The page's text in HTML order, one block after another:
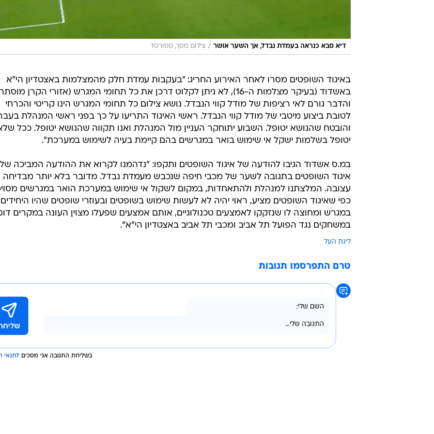
באיגוד השופטים מסרו לאחר האירוע החריג: "בעקבות עמדת חלק מהמצלמות באצטדיון הי"א
באשדוד (בעיקר מצלמות ה-16), לא ניתן לקלוט דרכן את כל תחומי המגרש (אזורי הקרן
והדבר גורם לאי רציפות של מודל קווי הנבדל. נושא צילום כל תחומי המגרש הינו קריטי והכרחי
לטובת ביצוע מיטבי של מודל קווי הנבדל. ראשי האיגוד התריעו על כך בפני ראשי המנהלת
והובטח שהנושא יטופל. השבוע יתוחקר העניין מול המנהלת ואנו תקווה שהנושא יטופל. ככל
יטופל בשלמות ישקל אי שימוש בואר במגרשים בהם קיימת בעיה לשימוש במערכת".
במ.ס אשדוד הגיבו להודעה של איגוד השופטים ותקפו: "נדהמנו לקרוא את ההודעה המביכה של
עצובה. המלצתנו למנהלת ולהתאחדות, במקום לשקול אי שימוש במערכת הואר במגרשים
כפי שאיגוד השופטים מציע, ראוי יהיה לא לעשות שימוש בשופטים ובעוזרי שופטים שהיו היחידים
במגרש ומחוצה לו שנזקקו לאמצעים טכנולוגיים, אותם אמצעים שפעלו מצוין העונה במקרים
במשחקים נגד הפועל תל אביב ומכבי תל אביב באצטדיון הי"א".
ליגת העל